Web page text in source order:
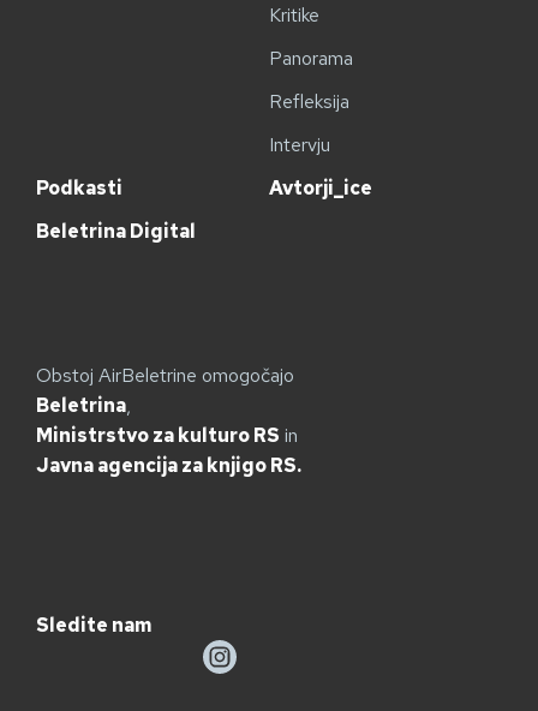
Kritike
Panorama
Refleksija
Intervju
Podkasti
Avtorji_ice
Beletrina Digital
Obstoj AirBeletrine omogočajo
Beletrina,
Ministrstvo za kulturo RS in
Javna agencija za knjigo RS.
Sledite nam